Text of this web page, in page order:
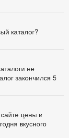
каталог?
не
закончился 5
цены и
вкусного